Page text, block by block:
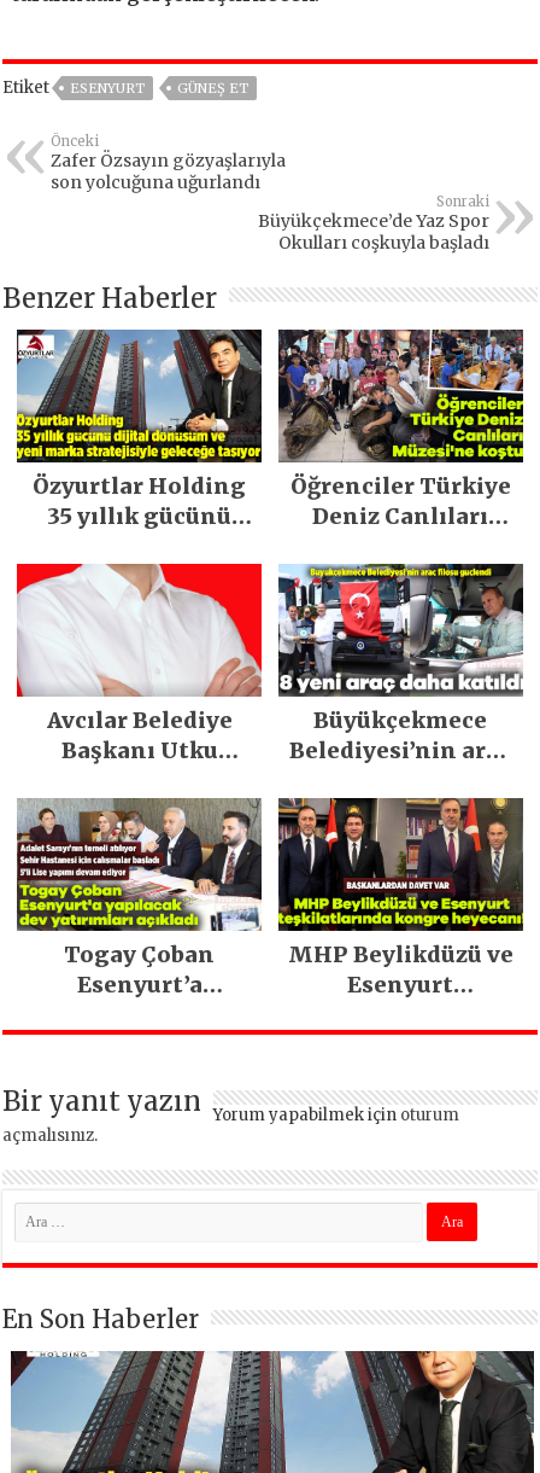
Etiket ESENYURT GÜNEŞ ET
Önceki
Zafer Özsayın gözyaşlarıyla
son yolcuğuna uğurlandı
Sonraki
Büyükçekmece’de Yaz Spor
Okulları coşkuyla başladı
Benzer Haberler
Özyurtlar Holding
35 yıllık gücünü
yeni marka
stratejisiyle
geleceğe taşıyor
Öğrenciler Türkiye
Deniz Canlıları
Avcılar Belediye
Başkanı Utku
tahliye edildi
Büyükçekmece
Belediyesi’nin araç
Togay Çoban
Esenyurt’a
MHP Beylikdüzü ve
Esenyurt
Bir yanıt yazın Yorum yapabilmek için oturum
açmalısınız.
En Son Haberler